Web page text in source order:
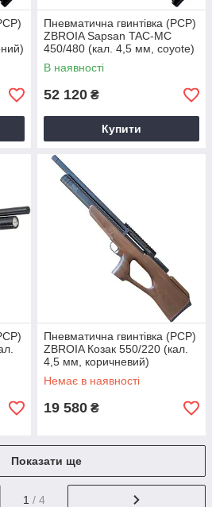
Пневматична гвинтівка (PCP)
ZBROIA Sapsan TAC-MC
450/480 (кал. 4,5 мм, coyote)
В наявності
52 120 ₴
Купити
Пневматична гвинтівка (PCP)
ZBROIA Козак 550/220 (кал.
4,5 мм, коричневий)
Немає в наявності
19 580 ₴
Показати ще
1 / 4